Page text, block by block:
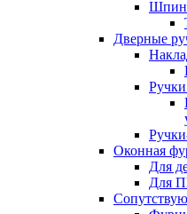
Дверные
Оконная
Для
Для